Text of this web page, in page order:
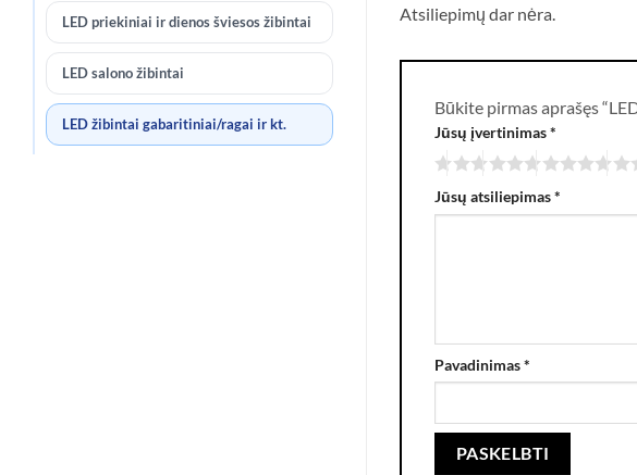
LED priekiniai ir dienos šviesos žibintai
LED salono žibintai
LED žibintai gabaritiniai/ragai ir kt.
Atsiliepimų dar nėra.
Būkite pirmas aprašęs
Jūsų įvertinimas*
Jūsų atsiliepimas*
Pavadinimas*